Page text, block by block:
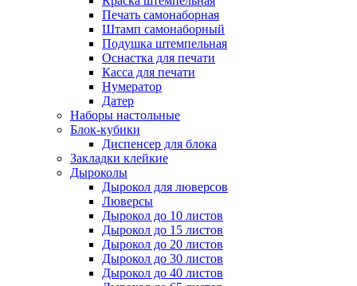
Печать самонаборная
Штамп самонаборный
Подушка штемпельная
Оснастка для печати
Касса для печати
Нумератор
Датер
Наборы настольные
Блок-кубики
Диспенсер для блока
Закладки клейкие
Дыроколы
Дырокол для люверсов
Люверсы
Дырокол до 10 листов
Дырокол до 15 листов
Дырокол до 20 листов
Дырокол до 30 листов
Дырокол до 40 листов